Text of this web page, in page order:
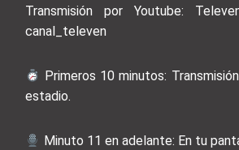
Transmisión por Youtube:
canal_televen
Primeros 10 minutos:
estadio.
Minuto 11 en adelante: En tu